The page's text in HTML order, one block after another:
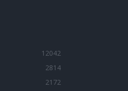
12042
2814
2172